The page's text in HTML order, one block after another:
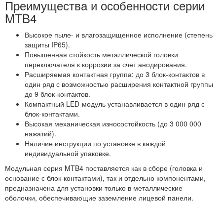
Преимущества и особенности серии
MTB4
Высокое пыле- и влагозащищенное исполнение (степень
защиты IP65).
Повышенная стойкость металлической головки
переключателя к коррозии за счет анодирования.
Расширяемая контактная группа: до 3 блок-контактов в
один ряд с возможностью расширения контактной группы
до 9 блок-контактов.
Компактный LED-модуль устанавливается в один ряд с
блок-контактами.
Высокая механическая износостойкость (до 3 000 000
нажатий).
Наличие инструкции по установке в каждой
индивидуальной упаковке.
Модульная серия MTB4 поставляется как в сборе (головка и
основание с блок-контактами), так и отдельно компонентами,
предназначена для установки только в металлические
оболочки, обеспечивающие заземление лицевой панели.